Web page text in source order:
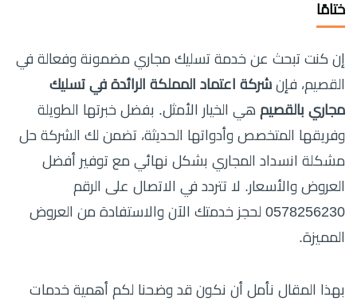
ختامًا
إن كنت تبحث عن خدمة تسليك مجاري مضمونة وفعالة في
القصيم، فإن شركة اعتماد المملكة الرائدة في تسليك
مجاري بالقصيم هي الخيار الأمثل. بفضل خبرتها الطويلة
وفريقها المتخصص وأدواتها الحديثة، تضمن لك الشركة حل
مشكلة انسداد المجاري بشكل نهائي مع توفير أفضل
العروض والأسعار. لا تتردد في الاتصال على الرقم
0578256230 لحجز خدمتك الآن والاستفادة من العروض
المميزة.
بهذا المقال نأمل أن نكون قد وضحنا لكم أهمية خدمات